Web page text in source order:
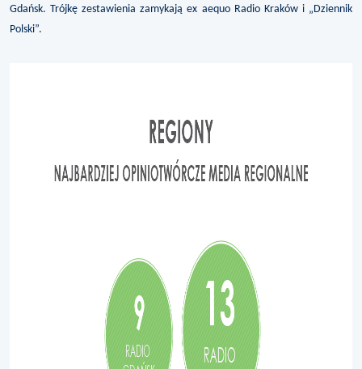
Gdańsk. Trójkę zestawienia zamykają ex aequo Radio Kraków i „Dziennik
Polski”.